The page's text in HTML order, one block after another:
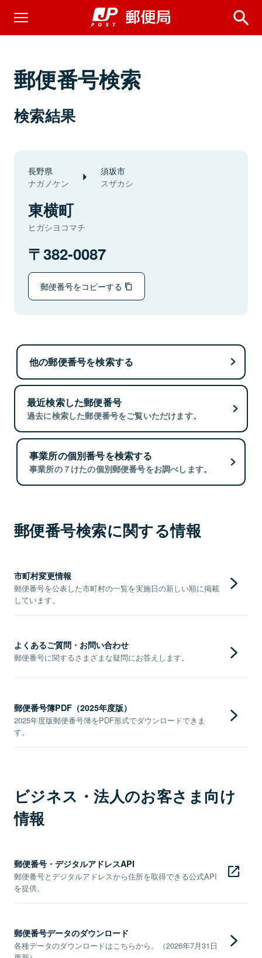
郵便番号検索
検索結果
長野県
ナガノケン
須坂市
スザカシ
東横町
ヒガシヨコマチ
382-0087
郵便番号をコピーする
他の郵便番号を検索する
最近検索した郵便番号
過去に検索した郵便番号をご覧いただけます。
事業所の個別番号を検索する
事業所の７けたの個別郵便番号をお調べします。
郵便番号検索に関する情報
市町村変更情報
郵便番号を公表した市町村の一覧を実施日の新しい順に掲載
しています。
よくあるご質問・お問い合わせ
郵便番号に関するさまざまな疑問にお答えします。
郵便番号簿PDF（2025年度版）
2025年度版郵便番号簿をPDF形式でダウンロードできま
す。
ビジネス・法人のお客さま向け
情報
郵便番号・デジタルアドレスAPI
郵便番号とデジタルアドレスから住所を取得できる公式API
を提供。
郵便番号データのダウンロード
各種データのダウンロードはこちらから。（2026年7月31日